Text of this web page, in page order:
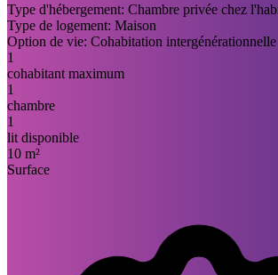
Type d'hébergement: Chambre privée chez
Type de logement: Maison
Option de vie: Cohabitation intergénérationnelle
1
cohabitant maximum
1
chambre
1
lit disponible
10 m²
Surface